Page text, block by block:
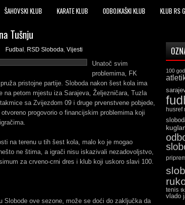
ŠAHOVSKI KLUB KARATE KLUB ODBOJKAŠKI KLUB KLUB RS
Tušnju
Fudbal , RSD Sloboda, Vijesti
Unatoč svim
problemima, FK
pristojne partije. Sloboda nakon šest kola ima
na petom mjestu iza Sarajeva, Željezničara, Tuzla
sa Zvijezdom 09 i druge prvenstvene pobjede,
progovorio o financijskim problemima koji
na terenu u tih šest kola, malo ko je mogao
ne štima, a igrači nisu iskazivali nezadovoljstvo,
za crveno-crni dres i klub koji uskoro slavi 100.
Slobode ove sezone, može se doći do zaključka da
100
husref
tenis
vlado